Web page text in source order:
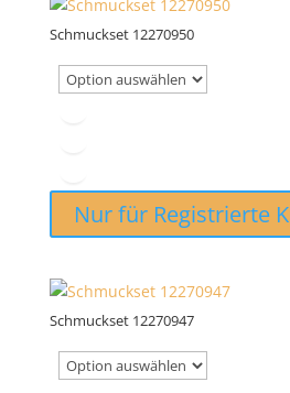
Schmuckset 12270950
Nur für Registrierte
Schmuckset 12270947